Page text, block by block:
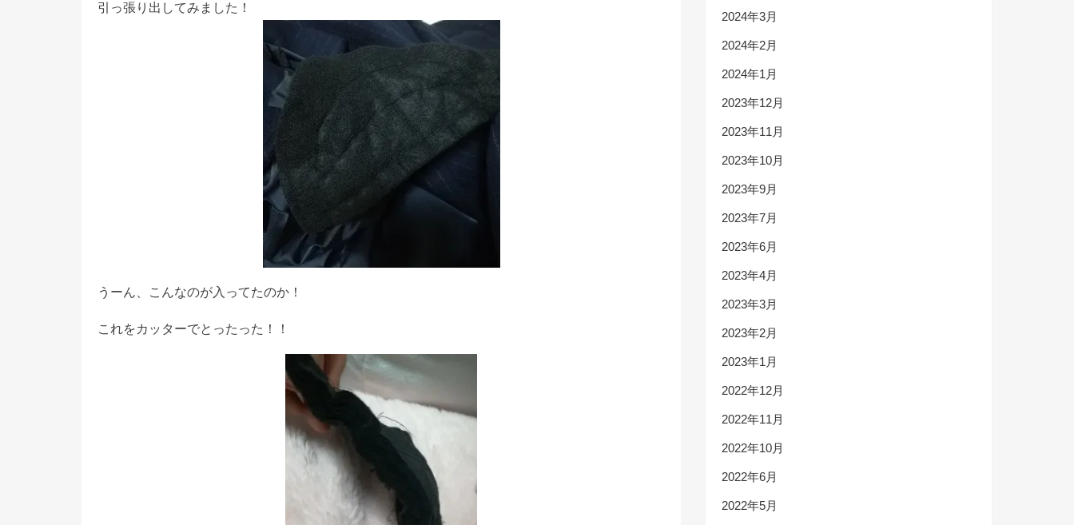
引っ張り出してみました！
うーん、こんなのが入ってたのか！
これをカッターでとったった！！
2024年3月
2024年2月
2024年1月
2023年12月
2023年11月
2023年10月
2023年9月
2023年7月
2023年6月
2023年4月
2023年3月
2023年2月
2023年1月
2022年12月
2022年11月
2022年10月
2022年6月
2022年5月